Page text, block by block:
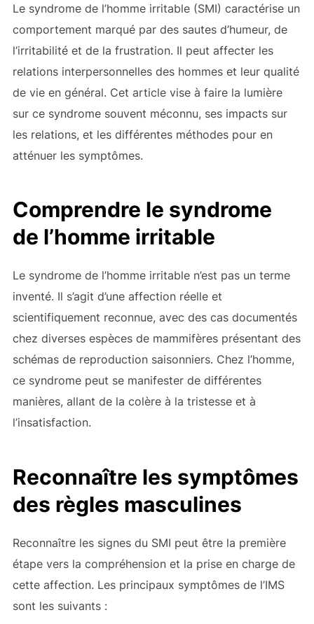
Le syndrome de l’homme irritable (SMI) caractérise un
comportement marqué par des sautes d’humeur, de
l’irritabilité et de la frustration. Il peut affecter les
relations interpersonnelles des hommes et leur qualité
de vie en général. Cet article vise à faire la lumière
sur ce syndrome souvent méconnu, ses impacts sur
les relations, et les différentes méthodes pour en
atténuer les symptômes.
Comprendre le syndrome
de l’homme irritable
Le syndrome de l’homme irritable n’est pas un terme
inventé. Il s’agit d’une affection réelle et
scientifiquement reconnue, avec des cas documentés
chez diverses espèces de mammifères présentant des
schémas de reproduction saisonniers. Chez l’homme,
ce syndrome peut se manifester de différentes
manières, allant de la colère à la tristesse et à
l’insatisfaction.
Reconnaître les symptômes
des règles masculines
Reconnaître les signes du SMI peut être la première
étape vers la compréhension et la prise en charge de
cette affection. Les principaux symptômes de l’IMS
sont les suivants :